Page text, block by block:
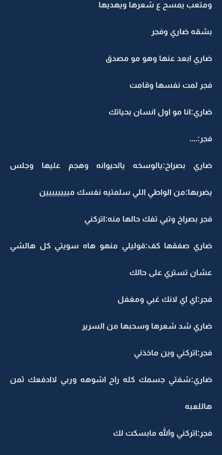
ومتعب يمسح ع شعرها ويهديها
بشقه ضاري وفجر
ضاري ابعد عنها وهو مو مصدق
فجر لمت نفسها وقامت
ضاري:انا مو اول انسان بحياتك
فجر:....
ضاري بصراخ:يالوسخه يالحيوانه وهجم عليها وجلس
يضربها:من الواطي اللي سلمتيه نفسك ميييييييين
فجر بصراخ وتبي تفك حالها منه:اتركني
ضاري صفقها كف:قوليلي منهو هاه سويتي كل هالشي
عشان تستري على حالك
فجر:اي اي لانك غبي ومغفل
ضاري شد شعرها وسحبها من السرير
فجر:اتركني وين ماخذني
ضاري:شفتي جسمك كله راح اشوهه وربي لاادفعك ثمن
هاللعبه
فجر:اتركني والله مابسكت لك